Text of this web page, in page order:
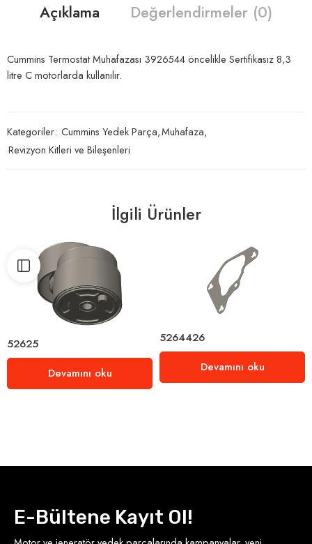
Açıklama Değerlendirmeler (0)
Cummins Termostat Muhafazası 3926544 öncelikle Sertifikasız 8,3
litre C motorlarda kullanılır.
Kategoriler: Cummins Yedek Parça,Muhafaza,
Revizyon Kitleri ve Bileşenleri
İlgili Ürünler
52625
Devamını oku
5264426
Devamını oku
E-Bültene Kayıt Ol!